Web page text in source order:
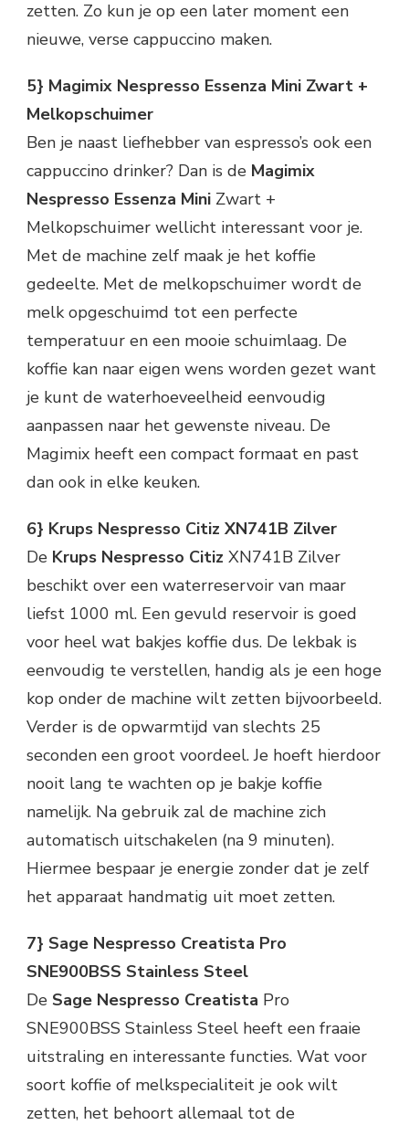
zetten. Zo kun je op een later moment een
nieuwe, verse cappuccino maken.
5} Magimix Nespresso Essenza Mini Zwart +
Melkopschuimer
Ben je naast liefhebber van espresso’s ook een
cappuccino drinker? Dan is de Magimix
Nespresso Essenza Mini Zwart +
Melkopschuimer wellicht interessant voor je.
Met de machine zelf maak je het koffie
gedeelte. Met de melkopschuimer wordt de
melk opgeschuimd tot een perfecte
temperatuur en een mooie schuimlaag. De
koffie kan naar eigen wens worden gezet want
je kunt de waterhoeveelheid eenvoudig
aanpassen naar het gewenste niveau. De
Magimix heeft een compact formaat en past
dan ook in elke keuken.
6} Krups Nespresso Citiz XN741B Zilver
De Krups Nespresso Citiz XN741B Zilver
beschikt over een waterreservoir van maar
liefst 1000 ml. Een gevuld reservoir is goed
voor heel wat bakjes koffie dus. De lekbak is
eenvoudig te verstellen, handig als je een hoge
kop onder de machine wilt zetten bijvoorbeeld.
Verder is de opwarmtijd van slechts 25
seconden een groot voordeel. Je hoeft hierdoor
nooit lang te wachten op je bakje koffie
namelijk. Na gebruik zal de machine zich
automatisch uitschakelen (na 9 minuten).
Hiermee bespaar je energie zonder dat je zelf
het apparaat handmatig uit moet zetten.
7} Sage Nespresso Creatista Pro
SNE900BSS Stainless Steel
De Sage Nespresso Creatista Pro
SNE900BSS Stainless Steel heeft een fraaie
uitstraling en interessante functies. Wat voor
soort koffie of melkspecialiteit je ook wilt
zetten, het behoort allemaal tot de